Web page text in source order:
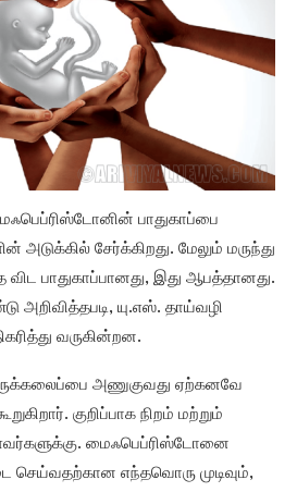
பாதுகாப்பை
அடுக்கில் சேர்க்கிறது. மேலும் மருந்து
விட பாதுகாப்பானது, இது ஆபத்தானது.
யு.எஸ். தாய்வழி
வருகின்றன.
அணுகுவது ஏற்கனவே
குறிப்பாக நிறம் மற்றும்
மைஃபெப்ரிஸ்டோனை
செய்வதற்கான எந்தவொரு முடிவும்,